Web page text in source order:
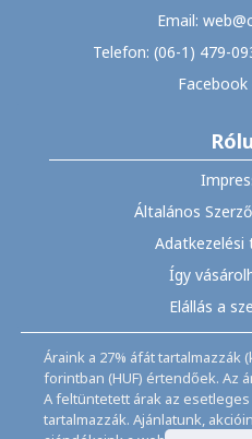
Email:
Telefon: (06-1) 479-
Általános
Így
Elállás a
Áraink a 27% áfát tartalmazzák
forintban (HUF) értendőek. Az
A feltüntetett árak az
tartalmazzák. Ajánlatunk,